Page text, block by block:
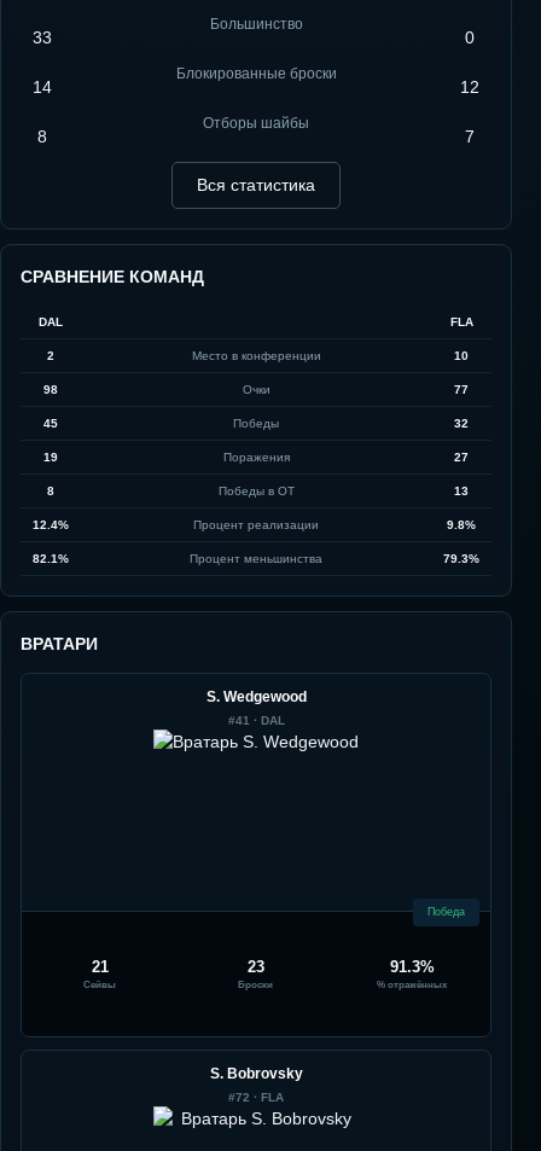
33
Большинство
0
14
Блокированные броски
12
8
Отборы шайбы
7
Вся статистика
СРАВНЕНИЕ КОМАНД
DAL FLA
2 Место в конференции 10
98 Очки 77
45 Победы 32
19 Поражения 27
8 Победы в ОТ 13
12.4% Процент реализации 9.8%
82.1% Процент меньшинства 79.3%
ВРАТАРИ
S. Wedgewood
#41· DAL
Победа
21
Сейвы
23
Броски
91.3%
% отражённых
S. Bobrovsky
#72 · FLA